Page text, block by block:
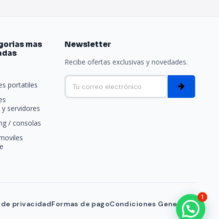
mas
portatiles
servidores
/ consolas
Newsletter
Recibe ofertas exclusivas y novedades.
privacidadFormas de pagoCondiciones Generales
1